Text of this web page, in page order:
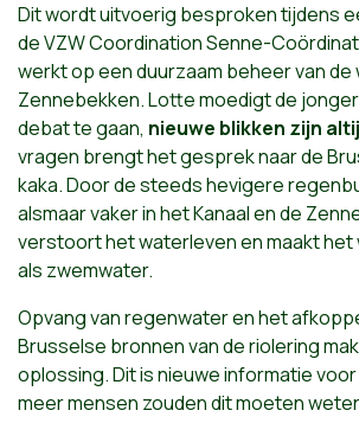
Dit wordt uitvoerig besproken tijdens
de VZW Coordination Senne-
werkt op een duurzaam beheer van
Zennebekken. Lotte moedigt de
debat te gaan, nieuwe blikken zijn
vragen brengt het gesprek naar de
kaka. Door de steeds hevigere
alsmaar vaker in het Kanaal en de
verstoort het waterleven en maakt
als zwemwater.
Opvang van regenwater en het
Brusselse bronnen van de riolering
oplossing. Dit is nieuwe informatie
meer mensen zouden dit moeten